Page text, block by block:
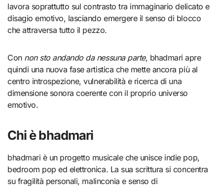
lavora soprattutto sul contrasto tra immaginario delicato e
disagio emotivo, lasciando emergere il senso di blocco
che attraversa tutto il pezzo.
Con non sto andando da nessuna parte, bhadmari apre
quindi una nuova fase artistica che mette ancora più al
centro introspezione, vulnerabilità e ricerca di una
dimensione sonora coerente con il proprio universo
emotivo.
Chi è bhadmari
bhadmari è un progetto musicale che unisce indie pop,
bedroom pop ed elettronica. La sua scrittura si concentra
su fragilità personali, malinconia e senso di